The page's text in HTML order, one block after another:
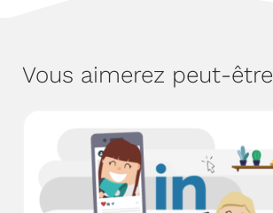
Vous aimerez peut-être